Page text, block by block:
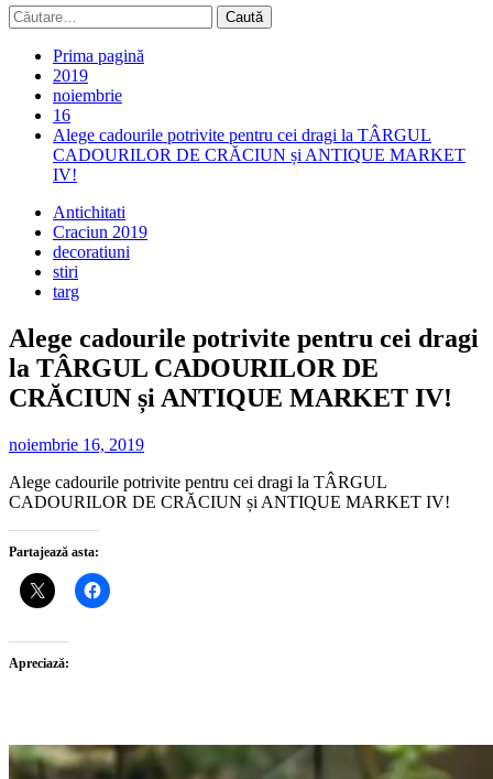
Caută
după:
Prima pagină
2019
noiembrie
16
Alege cadourile potrivite pentru cei dragi la TÂRGUL
CADOURILOR DE CRĂCIUN și ANTIQUE MARKET
IV!
Antichitati
Craciun 2019
decoratiuni
stiri
targ
Alege cadourile potrivite pentru cei dragi
la TÂRGUL CADOURILOR DE
CRĂCIUN și ANTIQUE MARKET IV!
noiembrie 16, 2019
Alege cadourile potrivite pentru cei dragi la TÂRGUL
CADOURILOR DE CRĂCIUN și ANTIQUE MARKET IV!
Partajează asta:
Apreciază: